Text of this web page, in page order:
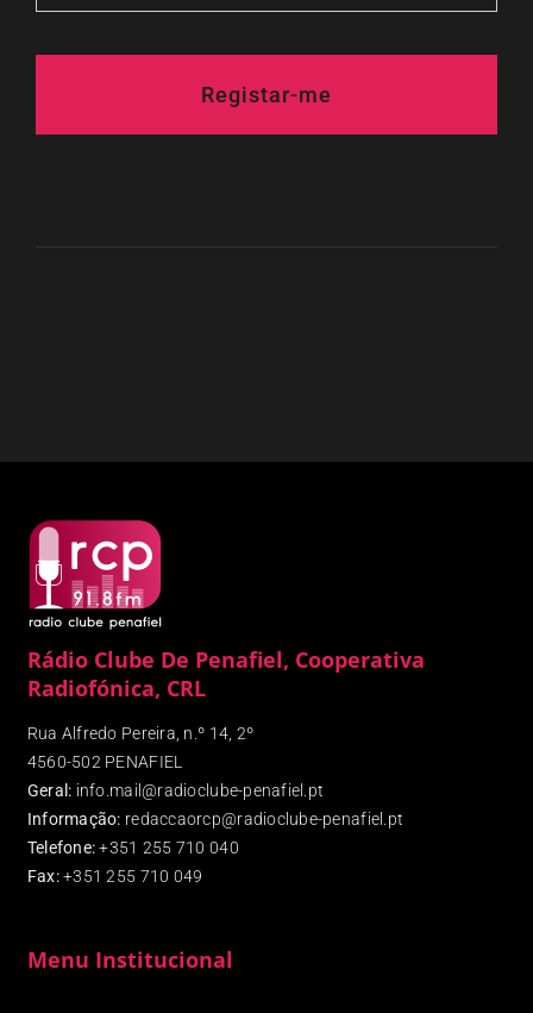
Registar-me
Rádio Clube De Penafiel, Cooperativa
Radiofónica, CRL
Rua Alfredo Pereira, n.º 14, 2º
4560-502 PENAFIEL
Geral: info.mail@radioclube-penafiel.pt
Informação: redaccaorcp@radioclube-penafiel.pt
Telefone: +351 255 710 040
Fax:+351 255 710 049
Menu Institucional